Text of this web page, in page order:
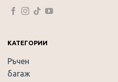
may
on
product
page
КАТЕГОРИИ
Ръчен
багаж